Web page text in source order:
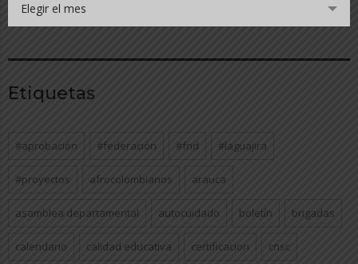
Elegir el mes
Etiquetas
#aprobación #federación #fnd #laguajira
#proyectos afrocolombianos arauca
asamblea departamental autocuidado boletín brigadas
calendario calidad educativa certificacion cnsc